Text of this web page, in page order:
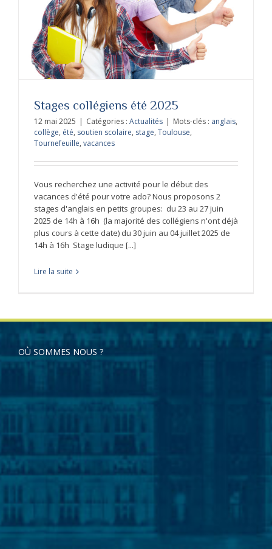
Stages collégiens été 2025
12 mai 2025 | Catégories : Actualités | Mots-clés : anglais,
collège, été, soutien scolaire, stage, Toulouse,
Tournefeuille, vacances
Vous recherchez une activité pour le début des
vacances d'été pour votre ado? Nous proposons 2
stages d'anglais en petits groupes: du 23 au 27 juin
2025 de 14h à 16h (la majorité des collégiens n'ont déjà
plus cours à cette date) du 30 juin au 04 juillet 2025 de
14h à 16h Stage ludique [...]
Lire la suite
OÙ SOMMES NOUS ?